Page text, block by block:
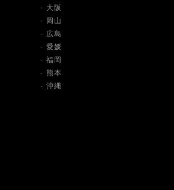
大阪
岡山
広島
愛媛
福岡
熊本
沖縄